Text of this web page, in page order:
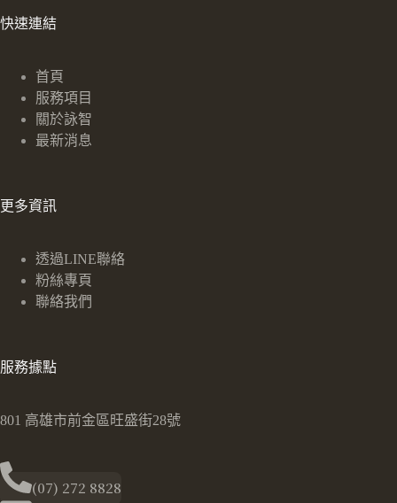
快速連結
首頁
服務項目
關於詠智
最新消息
更多資訊
透過LINE聯絡
粉絲專頁
聯絡我們
服務據點
801 高雄市前金區旺盛街28號
(07) 272 8828